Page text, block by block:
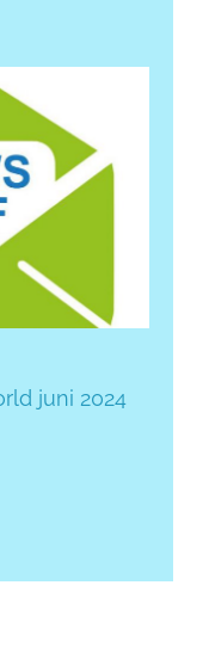
juni 2024